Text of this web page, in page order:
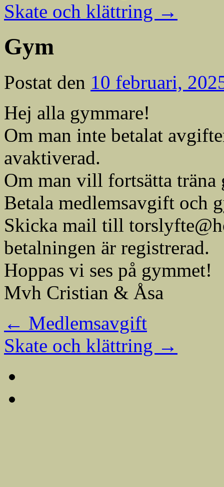
Skate och klättring →
Gym
Postat den 10 februari,
Hej alla gymmare!
Om man inte betalat
avaktiverad.
Om man vill fortsätta träna
Betala medlemsavgift och
Skicka mail till
betalningen är registrerad.
Hoppas vi ses på gymmet!
Mvh Cristian & Åsa
← Medlemsavgift
Skate och klättring →